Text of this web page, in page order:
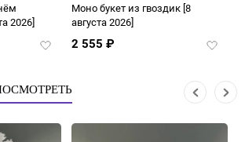
2026]
Добавить
Моно букет из гвоздик [8
августа 2026]
2 555 ₽